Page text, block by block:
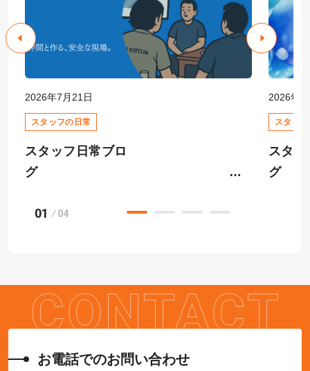
2026年7月21日
スタッフの日常
スタッフ日常ブロ
グ
2026年6
スタッ
スタ
01 04
お電話でのお問い合わせ